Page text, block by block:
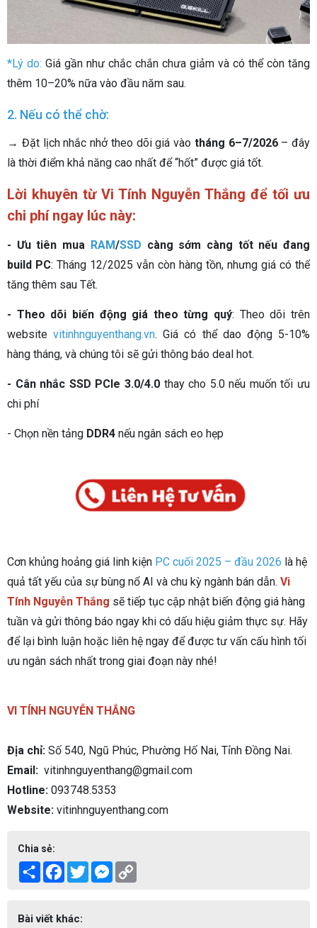
*Lý do: Giá gần như chắc chắn chưa giảm và có thể còn tăng
thêm 10–20% nữa vào đầu năm sau.
2. Nếu có thể chờ:
→ Đặt lịch nhắc nhở theo dõi giá vào tháng 6–7/2026– đây
là thời điểm khả năng cao nhất để “hốt” được giá tốt.
Lời khuyên từ Vi Tính Nguyễn Thắng để tối ưu
chi phí ngay lúc này:
- Ưu tiên mua RAM/SSD càng sớm càng tốt nếu đang
build PC: Tháng 12/2025 vẫn còn hàng tồn, nhưng giá có thể
tăng thêm sau Tết.
- Theo dõi biến động giá theo từng quý: Theo dõi trên
websitevitinhnguyenthang.vn. Giá có thể dao động 5-10%
hàng tháng, và chúng tôi sẽ gửi thông báo deal hot.
- Cân nhắc SSD PCIe 3.0/4.0 thay cho 5.0 nếu muốn tối ưu
chi phí
- Chọn nền tảng DDR4 nếu ngân sách eo hẹp
Cơn khủng hoảng giá linh kiện PC cuối 2025 – đầu 2026 là hệ
quả tất yếu của sự bùng nổ AI và chu kỳ ngành bán dẫn. Vi
Tính Nguyễn Thắng sẽ tiếp tục cập nhật biến động giá hàng
tuần và gửi thông báo ngay khi có dấu hiệu giảm thực sự. Hãy
để lại bình luận hoặc liên hệ ngay để được tư vấn cấu hình tối
ưu ngân sách nhất trong giai đoạn này nhé!
VI TÍNH NGUYỄN THẮNG
Địa chỉ: Số 540, Ngũ Phúc, Phường Hố Nai, Tỉnh Đồng Nai.
Email: vitinhnguyenthang@gmail.com
Hotline: 093748.5353
Website: vitinhnguyenthang.com
Chia sẻ:
Share Facebook
TwitterMessenger
Bài viết khác: